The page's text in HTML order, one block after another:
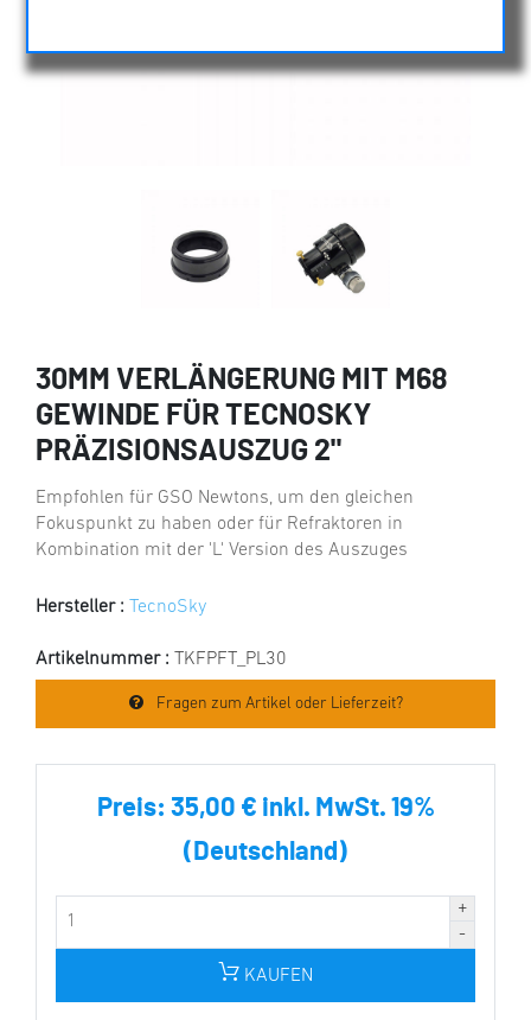
30MM VERLÄNGERUNG MIT M68
GEWINDE FÜR TECNOSKY
PRÄZISIONSAUSZUG 2"
Empfohlen für GSO Newtons, um den gleichen
Fokuspunkt zu haben oder für Refraktoren in
Kombination mit der 'L' Version des Auszuges
Hersteller : TecnoSky
Artikelnummer : TKFPFT_PL30
Fragen zum Artikel oder Lieferzeit?
Preis: 35,00 € inkl. MwSt. 19%
(Deutschland)
KAUFEN